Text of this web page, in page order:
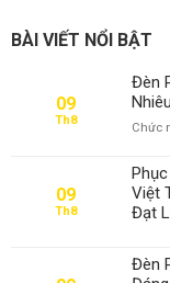
BÀI VIẾT NỔI BẬT
09
Th8
Đèn
Chức
09
Th8
Việt
Đạt
Đèn